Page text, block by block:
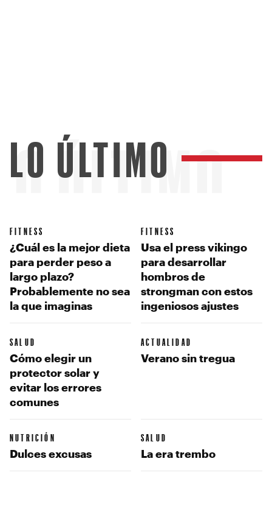
ÚLTIMO
LO ÚLTIMO
FITNESS
¿Cuál es la mejor dieta
para perder peso a
largo plazo?
Probablemente no sea
la que imaginas
FITNESS
Usa el press vikingo
para desarrollar
hombros de
strongman con estos
ingeniosos ajustes
SALUD
Cómo elegir un
protector solar y
evitar los errores
comunes
ACTUALIDAD
Verano sin tregua
NUTRICIÓN
Dulces excusas
SALUD
La era trembo